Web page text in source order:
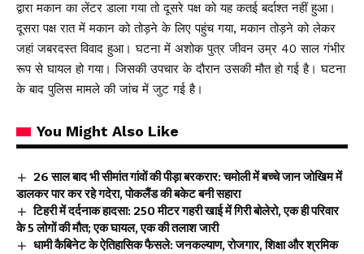
द्वारा मकान का लेंटर डाला गया तो दूसरे पक्ष को यह कतई बर्दाश्त नहीं हुआ।
दूसरा पक्ष रात में मकान को तोड़ने के लिए पहुंच गया, मकान तोड़ने को लेकर
जहां जबरदस्त विवाद हुआ। घटना में अशोक पुत्र जीवन उम्र 40 साल गंभीर
रूप से घायल हो गया। जिसकी उपचार के दौरान उसकी मौत हो गई है। घटना
के बाद पुलिस मामले की जांच में जुट गई है।
You Might Also Like
26 साल बाद भी सीमांत गांवों की पीड़ा बरकरार: चमोली में बच्चे जान जोखिम में
डालकर पार कर रहे गदेरा, पोकलैंड की बकेट बनी सहारा
टिहरी में दर्दनाक हादसा: 250 मीटर गहरी खाई में गिरी बोलेरो, एक ही परिवार
के 5 लोगों की मौत; एक घायल, एक की तलाश जारी
धामी कैबिनेट के ऐतिहासिक फैसले: जनकल्याण, रोजगार, शिक्षा और श्रमिक